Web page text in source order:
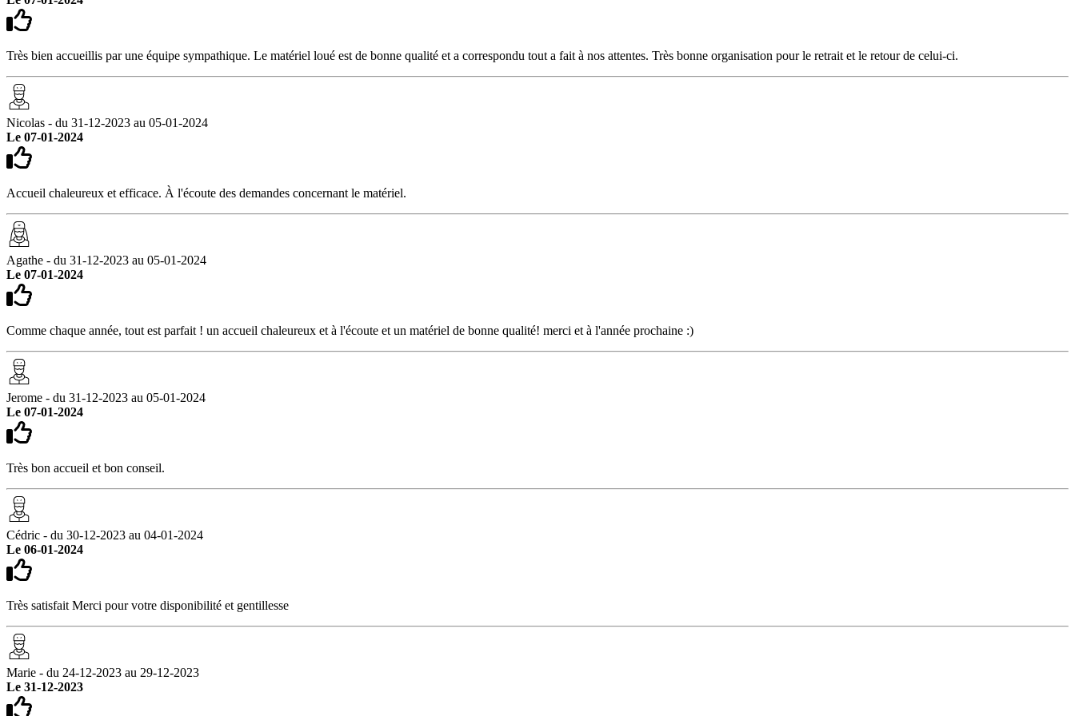
Très bien accueillis par une équipe sympathique. Le matériel loué est de bonne qualité et a correspondu tout a fait à nos attentes. Très bonne organisation pour le retrait et le retour de celui-ci.
Nicolas - du 31-12-2023 au 05-01-2024
Le 07-01-2024
Accueil chaleureux et efficace. À l'écoute des demandes concernant le matériel.
Agathe - du 31-12-2023 au 05-01-2024
Le 07-01-2024
Comme chaque année, tout est parfait ! un accueil chaleureux et à l'écoute et un matériel de bonne qualité! merci et à l'année prochaine :)
Jerome - du 31-12-2023 au 05-01-2024
Le 07-01-2024
Très bon accueil et bon conseil.
Cédric - du 30-12-2023 au 04-01-2024
Le 06-01-2024
Très satisfait Merci pour votre disponibilité et gentillesse
Marie - du 24-12-2023 au 29-12-2023
Le 31-12-2023